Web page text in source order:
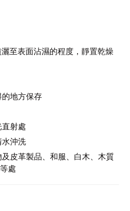
至表面沾濕的程度，靜置乾燥
地方保存
射處
沖洗
皮革製品、和服、白木、木質
處